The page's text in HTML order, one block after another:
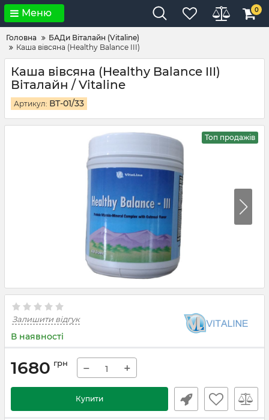
Меню 0
Головна
БАДи Віталайн (Vitaline)
Каша вівсяна (Healthy Balance III)
Каша вівсяна (Healthy Balance III)
Віталайн / Vitaline
Артикул: ВТ-01/33
Топ продажів
Залишити відгук
В наявності
1680 грн − +
Купити